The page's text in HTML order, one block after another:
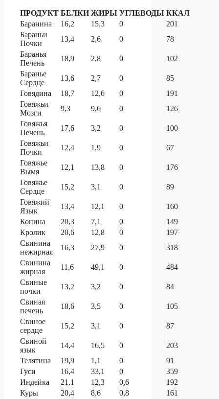
ПРОДУКТ БЕЛКИ ЖИРЫ УГЛЕВОДЫ ККАЛ
Баранина
16,2 15,3 0
201
Бараньи
Почки
13,4 2,6 0
78
Баранья
Печень
18,9 2,8 0
102
Баранье
Сердце
13,6 2,7 0
85
Говядина
18,7 12,6 0
191
Говяжьи
Мозги
9,3 9,6 0
126
Говяжья
Печень
17,6 3,2 0
100
Говяжьи
Почки
12,4 1,9 0
67
Говяжье
Вымя
12,1 13,8 0
176
Говяжье
Сердце
15,2 3,1 0
89
Говяжий
Язык
13,4 12,1 0
160
Конина
20,3 7,1 0
149
Кролик
20,6 12,8 0
197
Свинина
нежирная
16,3 27,9 0
318
Свинина
жирная
11,6 49,1 0
484
Свиные
почки
13,2 3,2 0
84
Свиная
печень
18,6 3,5 0
105
Свиное
сердце
15,2 3,1 0
87
Свиной
язык
14,4 16,5 0
203
Телятина
19,9 1,1 0
91
Гуси
16,4 33,1 0
359
Индейка
21,1 12,3 0,6
192
Куры
20,4 8,6 0,8
161